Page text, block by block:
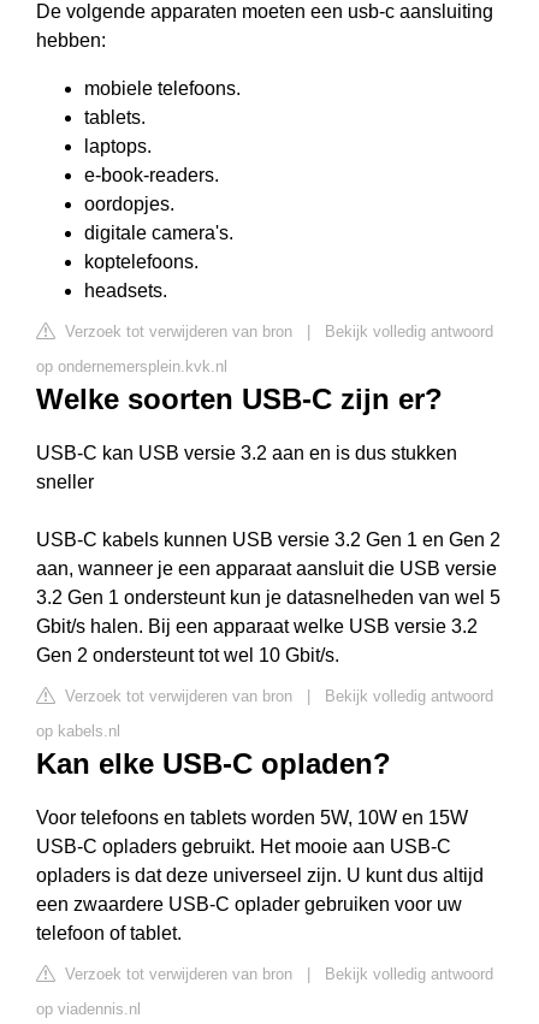
De volgende apparaten moeten een usb-c aansluiting
hebben:
mobiele telefoons.
tablets.
laptops.
e-book-readers.
oordopjes.
digitale camera's.
koptelefoons.
headsets.
Verzoek tot verwijderen van bron
Bekijk volledig antwoord
op ondernemersplein.kvk.nl
Welke soorten USB-C zijn er?
USB-C kan USB versie 3.2 aan en is dus stukken
sneller
USB-C kabels kunnen USB versie 3.2 Gen 1 en Gen 2
aan, wanneer je een apparaat aansluit die USB versie
3.2 Gen 1 ondersteunt kun je datasnelheden van wel 5
Gbit/s halen. Bij een apparaat welke USB versie 3.2
Gen 2 ondersteunt tot wel 10 Gbit/s.
Verzoek tot verwijderen van bron
Bekijk volledig antwoord
op kabels.nl
Kan elke USB-C opladen?
Voor telefoons en tablets worden 5W, 10W en 15W
USB-C opladers gebruikt. Het mooie aan USB-C
opladers is dat deze universeel zijn. U kunt dus altijd
een zwaardere USB-C oplader gebruiken voor uw
telefoon of tablet.
Verzoek tot verwijderen van bron
Bekijk volledig antwoord
op viadennis.nl